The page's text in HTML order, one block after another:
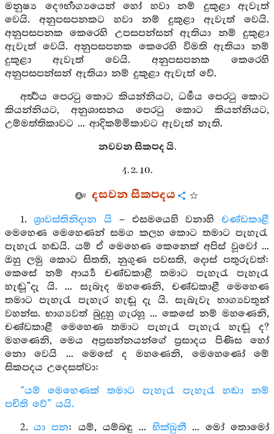
මනුෂ්‍ය දෞර්‍භාග්‍යයෙන් හෝ හවා නම් දුකුළා ඇවැත්
වෙයි. අනුපසපනකට හවා නම් දුකුළා ඇවැත් වෙයි.
අනුපසපනක කෙරෙහි උපසපන්සන් ඇතියා නම් දුකුළා
ඇවැත් වෙයි. අනුපසපනක කෙරෙහි විමති ඇතියා නම්
දුකුළා ඇවැත් වෙයි. අනුපසපනක කෙරෙහි
අනුපසපන්සන් ඇතියා නම් දුකුළා ඇවැත් වේ.
අර්‍ත්‍ථය පෙරටු කොට කියන්නියට, ධර්‍මය පෙරටු කොට
කියන්නියට, අනුශාසනය පෙරටු කොට කියන්නියට,
උම්මත්තිකාවට ... ආදිකම්මිකාවට ඇවැත් නැති.
නවවන සිකපද යි.
4. 2. 10.
දසවන සිකපදය
1.ශ්‍රාවස්තිනිදාන යි – එසමයෙහි වනාහිචණ්ඩකාළී
මෙහෙණ මෙහෙණන් සමග කලහ කොට තමාට පැහැරැ
පැහැරැ හඬයි. යම් ඒ මෙහෙණ කෙනෙක් අපිස් වූවෝ ...
ඔහු ලමු කොට සිතති, නුගුණ පවසති, දොස් පතුරුවත්:
කෙසේ නම් ආර්‍ය්‍ය චණ්ඩකාළී තමාට පැහැරැ පැහැරැ
හැඬූ”දැ යි. ... සැබෑද මහණෙනි, චණ්ඩකාළී මෙහෙණ
තමාට පැහැරැ පැහැර හැඬූ දැ යි. සැබැවැ භාග්‍යවතුන්
වහන්ස. භාග්‍යවත් බුදුහු ගැරහූ ... කෙසේ නම් මහණෙනි,
චණ්ඩකාළී මෙහෙණ තමාට පැහැරැ පැහැරැ හැඬූ ද?
මහණෙනි, මෙය අප්‍රසන්නයන්ගේ ප්‍රසාදය පිණිස හෝ
නො වෙයි ... මෙසේ ද මහණෙනි, මෙහෙණෝ මේ
සිකපදය උදෙසත්වා:
“යම් මෙහෙණක් තමාට පැහැරැ පැහැරැ හඬා නම්
පචිති වේ” යයි.
2.යා පන: යම්, යම්බඳු ... භික්ඛුනී ... මෝ තොමෝ